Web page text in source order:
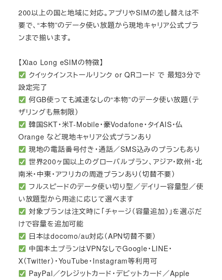
200以上の国と地域に対応。アプリやSIMの差し替えは不
要で、“本物”のデータ使い放題から現地キャリア公式プラ
ンまで揃います。
【Xiao Long eSIMの特徴】
クイックインストールリンク or QRコード で 最短3分で
設定完了
何GB使っても減速なしの“本物”のデータ使い放題（テ
ザリングも無制限）
韓国SKT・米T-Mobile・豪Vodafone・タイAIS・仏
Orange など現地キャリア公式プランあり
現地の電話番号付き・通話／SMS込みのプランもあり
世界200ヶ国以上のグローバルプラン、アジア・欧州・北
南米・中東・アフリカの周遊プランあり（切替不要）
フルスピードのデータ使い切り型／デイリー容量型／使
い放題型から用途に応じて選べます
対象プランは注文時に「チャージ（容量追加）」を選ぶだ
けで容量を追加可能
日本はdocomo/au対応（APN切替不要）
中国本土プランはVPNなしでGoogle・LINE・
X（Twitter）・YouTube・Instagram等利用可
PayPal／クレジットカード・デビットカード／Apple